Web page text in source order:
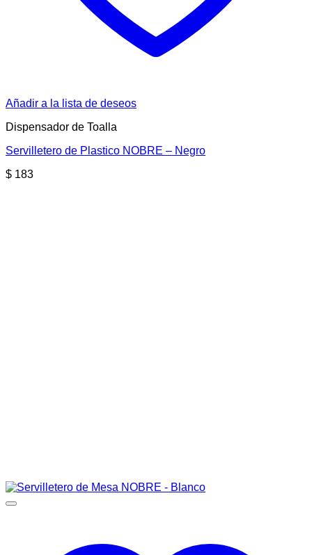
Añadir a la lista de deseos
Dispensador de Toalla
Servilletero de Plastico NOBRE – Negro
$ 183